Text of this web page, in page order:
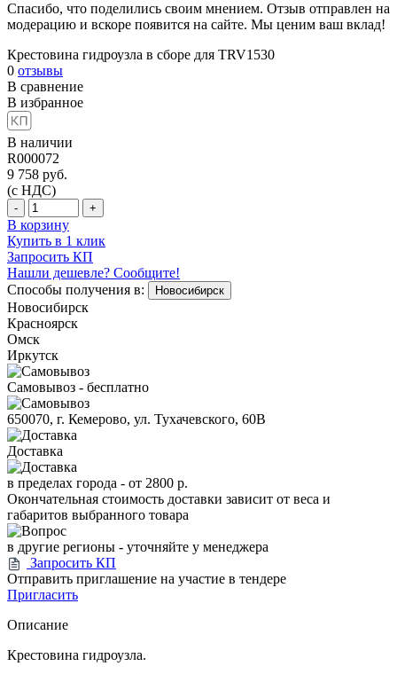
Спасибо, что поделились своим мнением. Отзыв отправлен на
модерацию и вскоре появится на сайте. Мы ценим ваш вклад!
Крестовина гидроузла в сборе для TRV1530
0 отзывы
В сравнение
В избранное
В наличии
R000072
9 758 руб.
(с НДС)
- +
В корзину
Купить в 1 клик
Запросить КП
Нашли дешевле? Сообщите!
Способы получения в:
Новосибирск
Новосибирск
Красноярск
Омск
Иркутск
Самовывоз - бесплатно
650070, г. Кемерово, ул. Тухачевского, 60В
Доставка
в пределах города - от 2800 р.
Окончательная стоимость доставки зависит от веса и
габаритов выбранного товара
в другие регионы - уточняйте у менеджера
Запросить КП
Отправить приглашение на участие в тендере
Пригласить
Описание
Крестовина гидроузла.